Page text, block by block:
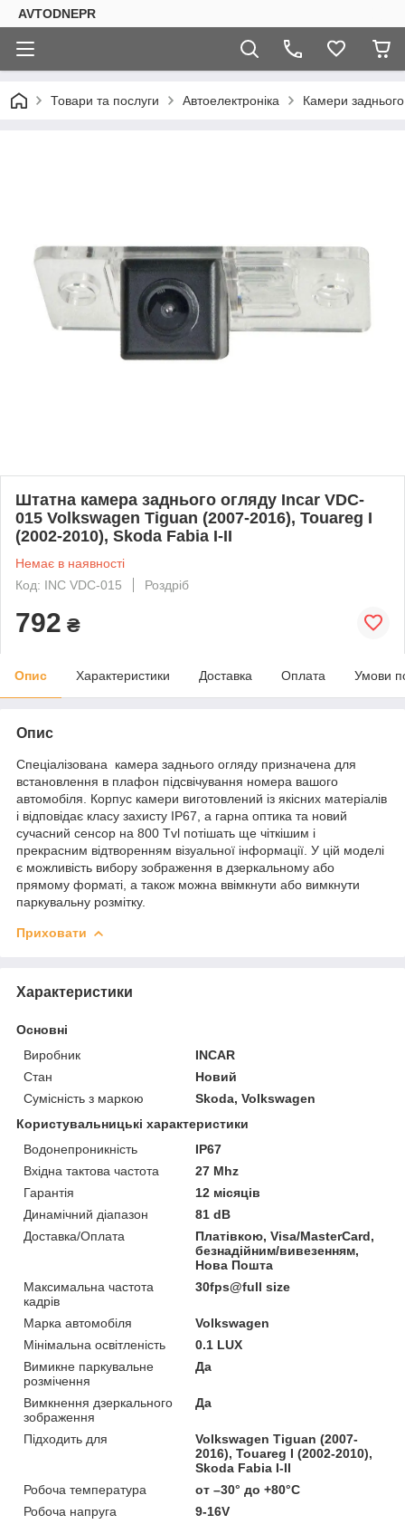
AVTODNEPR
Товари та послуги Автоелектроніка Камери
Штатна камера заднього огляду Incar VDC-
015 Volkswagen Tiguan (2007-2016), Touareg I
(2002-2010), Skoda Fabia I-II
Немає в наявності
Код: INC VDC-015
Роздріб
792 ₴
Опис Характеристики Доставка Оплата Умови
Опис
Спеціалізована камера заднього огляду призначена для
встановлення в плафон підсвічування номера вашого
автомобіля. Корпус камери виготовлений із якісних матеріалів
і відповідає класу захисту IP67, а гарна оптика та новий
сучасний сенсор на 800 Tvl потішать ще чіткішим і
прекрасним відтворенням візуальної інформації. У цій моделі
є можливість вибору зображення в дзеркальному або
прямому форматі, а також можна ввімкнути або вимкнути
паркувальну розмітку.
Приховати
Характеристики
Основні
Виробник
INCAR
Стан
Новий
Сумісність з маркою
Skoda, Volkswagen
Користувальницькі характеристики
Водонепроникність
IP67
Вхідна тактова частота
27 Mhz
Гарантія
12 місяців
Динамічний діапазон
81 dB
Доставка/Оплата
Платівкою, Visa/MasterCard,
безнадійним/вивезенням,
Нова Пошта
Максимальна частота
кадрів
30fps@full size
Марка автомобіля
Volkswagen
Мінімальна освітленість
0.1 LUX
Вимикне паркувальне
розмічення
Да
Вимкнення дзеркального
зображення
Да
Підходить для
Volkswagen Tiguan (2007-
2016), Touareg I (2002-2010),
Skoda Fabia I-II
Робоча температура
от –30° до +80°C
Робоча напруга
9-16V